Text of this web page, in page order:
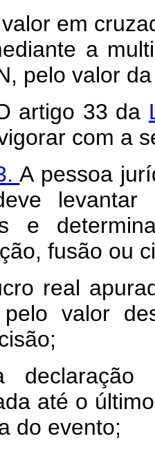
em
a
pelo valor
artigo 33 da
com a
A pessoa
levantar
e
fusão ou
real
valor
até o
do evento;